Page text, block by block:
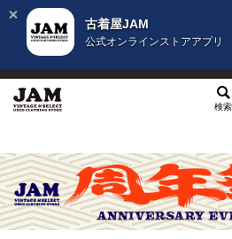
古着屋JAM
公式オンラインストアアプリ
検索